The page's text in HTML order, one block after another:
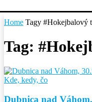
Home Tagy #Hokejbalový
Tag:
Kde, kedy, čo
Dubnica nad